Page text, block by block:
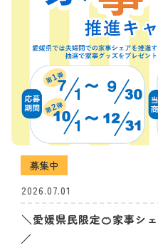
募集中
2026.07.01
＼愛媛県民限定🍊家事シ
／